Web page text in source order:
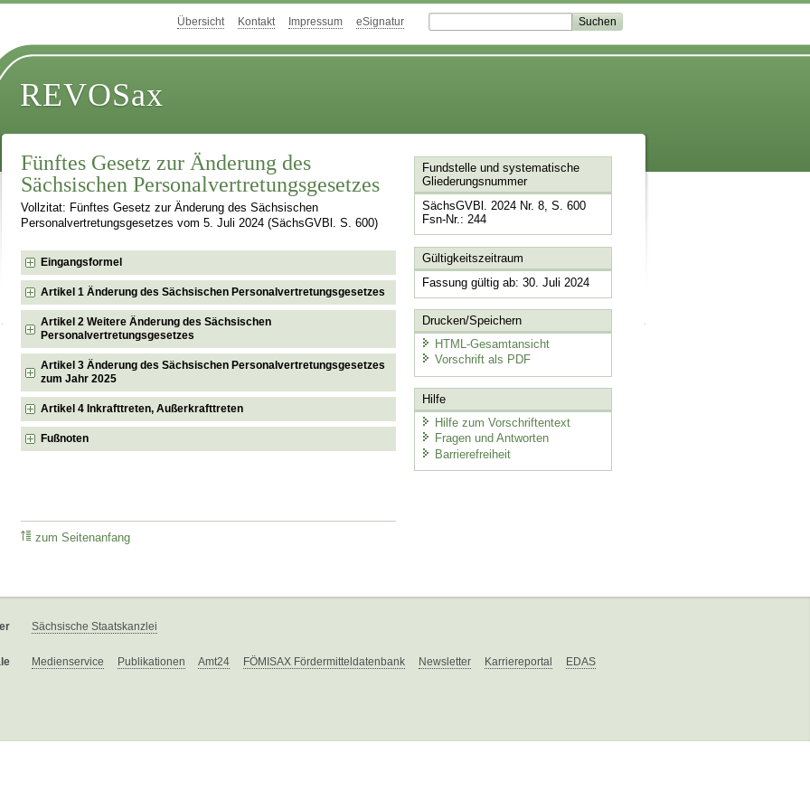
Übersicht Kontakt Impressum eSignatur
REVOSax
Fünftes Gesetz zur Änderung des
Sächsischen Personalvertretungsgesetzes
Vollzitat: Fünftes Gesetz zur Änderung des Sächsischen
Personalvertretungsgesetzes vom 5. Juli 2024 (SächsGVBl. S. 600)
Eingangsformel
Artikel 1 Änderung des Sächsischen Personalvertretungsgesetzes
Artikel 2 Weitere Änderung des Sächsischen
Personalvertretungsgesetzes
Artikel 3 Änderung des Sächsischen Personalvertretungsgesetzes
zum Jahr 2025
Artikel 4 Inkrafttreten, Außerkrafttreten
Fußnoten
zum Seitenanfang
Fundstelle und systematische
Gliederungsnummer
SächsGVBl. 2024 Nr. 8, S. 600
Fsn-Nr.: 244
Gültigkeitszeitraum
Fassung gültig ab: 30. Juli 2024
Drucken/Speichern
HTML-Gesamtansicht
Vorschrift als PDF
Hilfe
Hilfe zum Vorschriftentext
Fragen und Antworten
Barrierefreiheit
Sächsische Staatskanzlei
Medienservice Publikationen Amt24 FÖMISAX Fördermitteldatenbank Newsletter Karriereportal EDAS